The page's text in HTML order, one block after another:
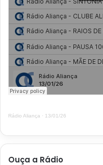
Rádio Aliança · 13/01/26
Ouça a Rádio